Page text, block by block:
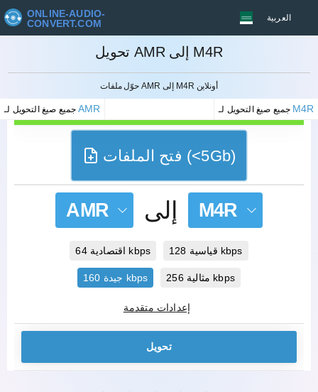
ONLINE-AUDIO-
CONVERT.COM
العربية
تحويل AMR إلى M4R
حوّل ملفات AMR إلى M4R أونلاين
جميع صيغ التحويل لـAMR M4R
إلغاء
فتح الملفات (<5Gb)
AMR إلى M4R
اقتصادية 64 kbps قياسية 128 kbps
جيدة 160 kbps مثالية 256 kbps
إعدادات متقدمة
تحويل